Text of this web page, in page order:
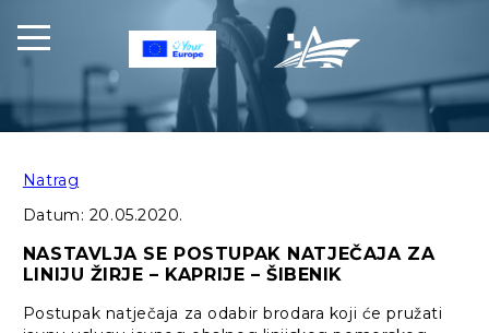
Natrag
Datum: 20.05.2020.
NASTAVLJA SE POSTUPAK NATJEČAJA ZA
LINIJU ŽIRJE – KAPRIJE – ŠIBENIK
Postupak natječaja za odabir brodara koji će pružati